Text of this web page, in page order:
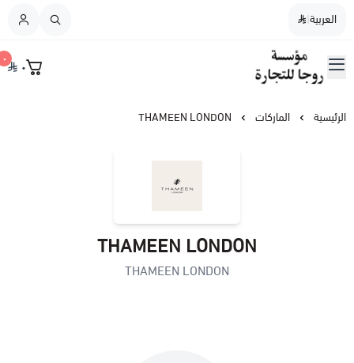
العربية|
مؤسسة روجا للتجارة
٠ ٠ القائمة الرئيسية
نسائيالرئيسية الماركات THAMEEN LONDON
THAMEEN LONDON
THAMEEN LONDON